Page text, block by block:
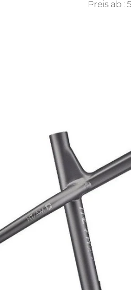
Preis ab :